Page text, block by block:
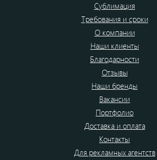
Сублимация
Требования и сроки
О компании
Наши клиенты
Благодарности
Отзывы
Наши бренды
Вакансии
Портфолио
Доставка и оплата
Контакты
Для рекламных агентств